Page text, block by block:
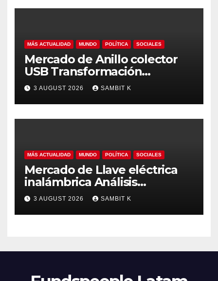
MÁS ACTUALIDAD MUNDO POLÍTICA SOCIALES
Mercado de Anillo colector
USB Transformación
Industrial, Automatización y
Crecimiento Global hasta
2035
3 AUGUST 2026 SAMBIT K
MÁS ACTUALIDAD MUNDO POLÍTICA SOCIALES
Mercado de Llave eléctrica
inalámbrica Análisis
Estratégico, Competencia y
Proyecciones hasta 2035
3 AUGUST 2026 SAMBIT K